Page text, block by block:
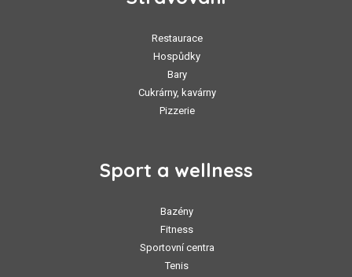
Restaurace
Hospůdky
Bary
Cukrárny, kavárny
Pizzerie
Sport a wellness
Bazény
Fitness
Sportovní centra
Tenis